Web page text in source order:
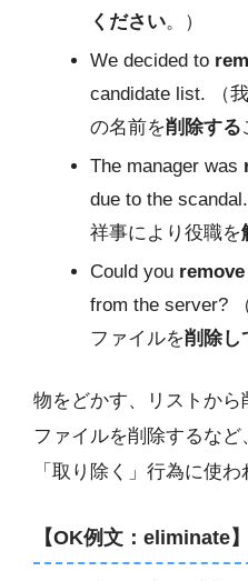
ください。）
We decided to
candidate list. （
の名前を削除する
The manager was
due to the
祥事により役職を
Could you remove
from the server?
ファイルを削除し
物をどかす、リストから
ファイルを削除するな
「取り除く」行為に使わ
【OK例文：eliminate】